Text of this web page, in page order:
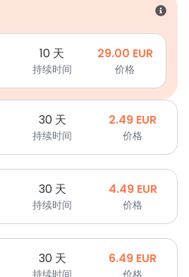
10 天
持续时间
29.00 EUR
价格
30 天
持续时间
2.49 EUR
价格
30 天
持续时间
4.49 EUR
价格
30 天
持续时间
6.49 EUR
价格